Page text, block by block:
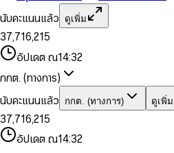
นับคะแนนแล้ว
ดูเพิ่ม
1
2
3
4
5
6
8
9
5
6
7
8
9
,
6
7
8
9
0
1
2
3
4
5
6
7
8
9
5
6
7
8
9
,
1
2
4
5
7
8
9
0
1
3
4
6
7
8
9
3
4
5
7
8
อัปเดต ณ14:32
กกต. (ทางการ)
นับคะแนนแล้ว
กกต. (ทางการ) ดูเพิ่ม
0
1
2
3
4
5
0
1
2
4
5
6
7
8
9
,
0
1
2
4
6
7
8
9
0
1
2
3
0
1
3
5
6
7
8
,
1
2
4
0
1
3
0
2
3
4
5
7
อัปเดต ณ14:32